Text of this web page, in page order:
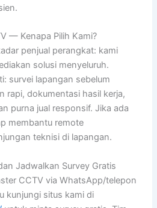
— Kenapa Pilih Kami?
penjual perangkat: kami
solusi menyeluruh.
survei lapangan sebelum
rapi, dokumentasi hasil kerja,
purna jual responsif. Jika ada
membantu remote
teknisi di lapangan.
Jadwalkan Survey Gratis
CCTV via WhatsApp/telepon
kunjungi situs kami di